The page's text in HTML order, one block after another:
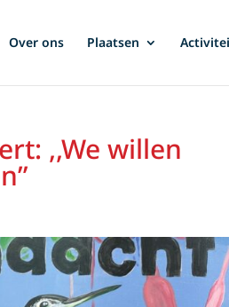
Over ons Plaatsen
,,We willen